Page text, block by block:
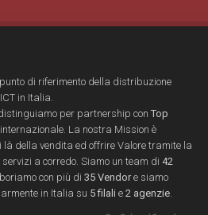
di riferimento della distribuzione
in Italia.
per partnership con Top
La nostra Mission è
della vendita ed offrire Valore tramite la
a corredo. Siamo un team di 42
con più di 35 Vendore siamo
in Italia su 5 filali e 2 agenzie.